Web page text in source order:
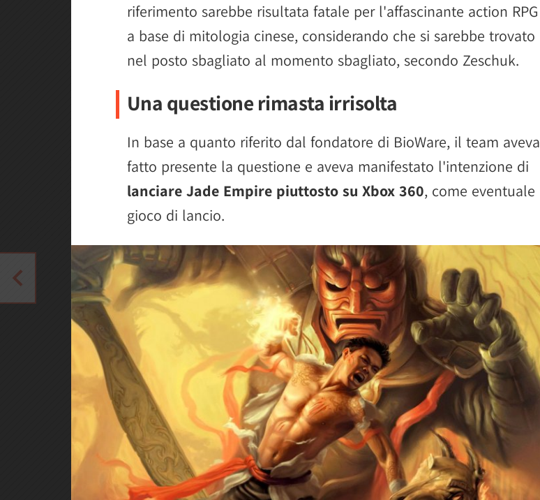
riferimento sarebbe risultata fatale per l'affascinante action RPG
a base di mitologia cinese, considerando che si sarebbe trovato
nel posto sbagliato al momento sbagliato, secondo Zeschuk.
Una questione rimasta irrisolta
In base a quanto riferito dal fondatore di BioWare, il team aveva
fatto presente la questione e aveva manifestato l'intenzione di
lanciare Jade Empire piuttosto su Xbox 360, come eventuale
gioco di lancio.